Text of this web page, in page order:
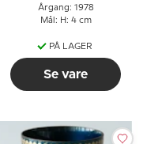
Årgang: 1978
Mål: H: 4 cm
PÅ LAGER
Se vare